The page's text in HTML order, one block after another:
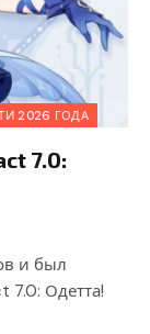
2026 ГОДА
7.0:
и был
7.0: Одетта!